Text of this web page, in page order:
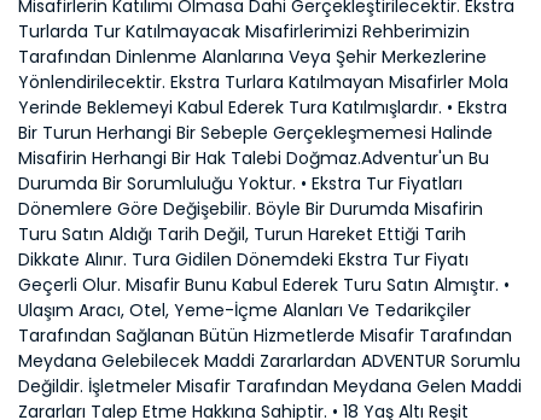
Misafirlerin Katılımı Olmasa Dahi Gerçekleştirilecektir. Ekstra
Turlarda Tur Katılmayacak Misafirlerimizi Rehberimizin
Tarafından Dinlenme Alanlarına Veya Şehir Merkezlerine
Yönlendirilecektir. Ekstra Turlara Katılmayan Misafirler Mola
Yerinde Beklemeyi Kabul Ederek Tura Katılmışlardır. • Ekstra
Bir Turun Herhangi Bir Sebeple Gerçekleşmemesi Halinde
Misafirin Herhangi Bir Hak Talebi Doğmaz.Adventur'un Bu
Durumda Bir Sorumluluğu Yoktur. • Ekstra Tur Fiyatları
Dönemlere Göre Değişebilir. Böyle Bir Durumda Misafirin
Turu Satın Aldığı Tarih Değil, Turun Hareket Ettiği Tarih
Dikkate Alınır. Tura Gidilen Dönemdeki Ekstra Tur Fiyatı
Geçerli Olur. Misafir Bunu Kabul Ederek Turu Satın Almıştır. •
Ulaşım Aracı, Otel, Yeme-İçme Alanları Ve Tedarikçiler
Tarafından Sağlanan Bütün Hizmetlerde Misafir Tarafından
Meydana Gelebilecek Maddi Zararlardan ADVENTUR Sorumlu
Değildir. İşletmeler Misafir Tarafından Meydana Gelen Maddi
Zararları Talep Etme Hakkına Sahiptir. • 18 Yaş Altı Reşit